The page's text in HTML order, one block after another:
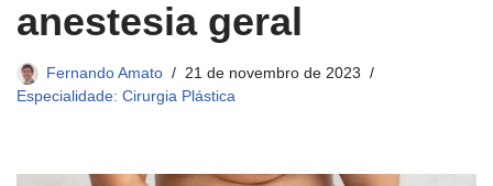
anestesia geral
Fernando Amato
21 de novembro de 2023
Especialidade: Cirurgia Plástica